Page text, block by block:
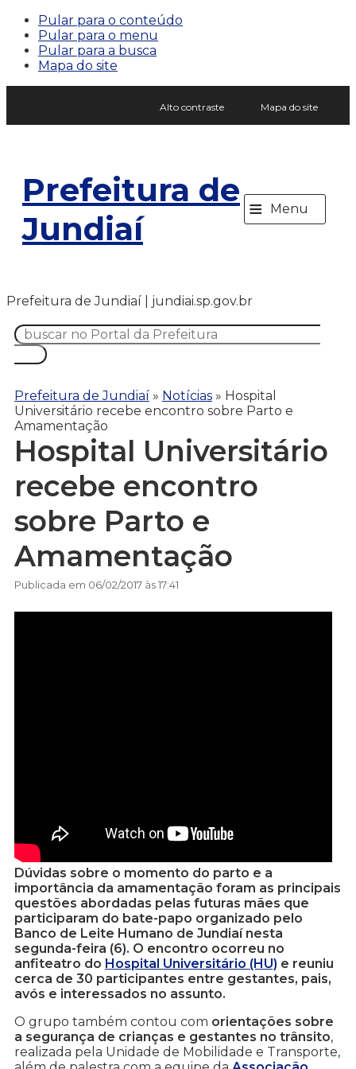
Pular para o conteúdo
Pular para o menu
Pular para a busca
Mapa do site
Alto contraste Mapa do site
Prefeitura de
Jundiaí
≡ Menu
Prefeitura de Jundiaí | jundiai.sp.gov.br
Prefeitura de Jundiaí » Notícias » Hospital
Universitário recebe encontro sobre Parto e
Amamentação
Hospital Universitário
recebe encontro
sobre Parto e
Amamentação
Publicada em 06/02/2017 às 17:41
Dúvidas sobre o momento do parto e a
importância da amamentação foram as principais
questões abordadas pelas futuras mães que
participaram do bate-papo organizado pelo
Banco de Leite Humano de Jundiaí nesta
segunda-feira (6). O encontro ocorreu no
anfiteatro do Hospital Universitário (HU) e reuniu
cerca de 30 participantes entre gestantes, pais,
avós e interessados no assunto.
O grupo também contou com orientações sobre
a segurança de crianças e gestantes no trânsito,
realizada pela Unidade de Mobilidade e Transporte,